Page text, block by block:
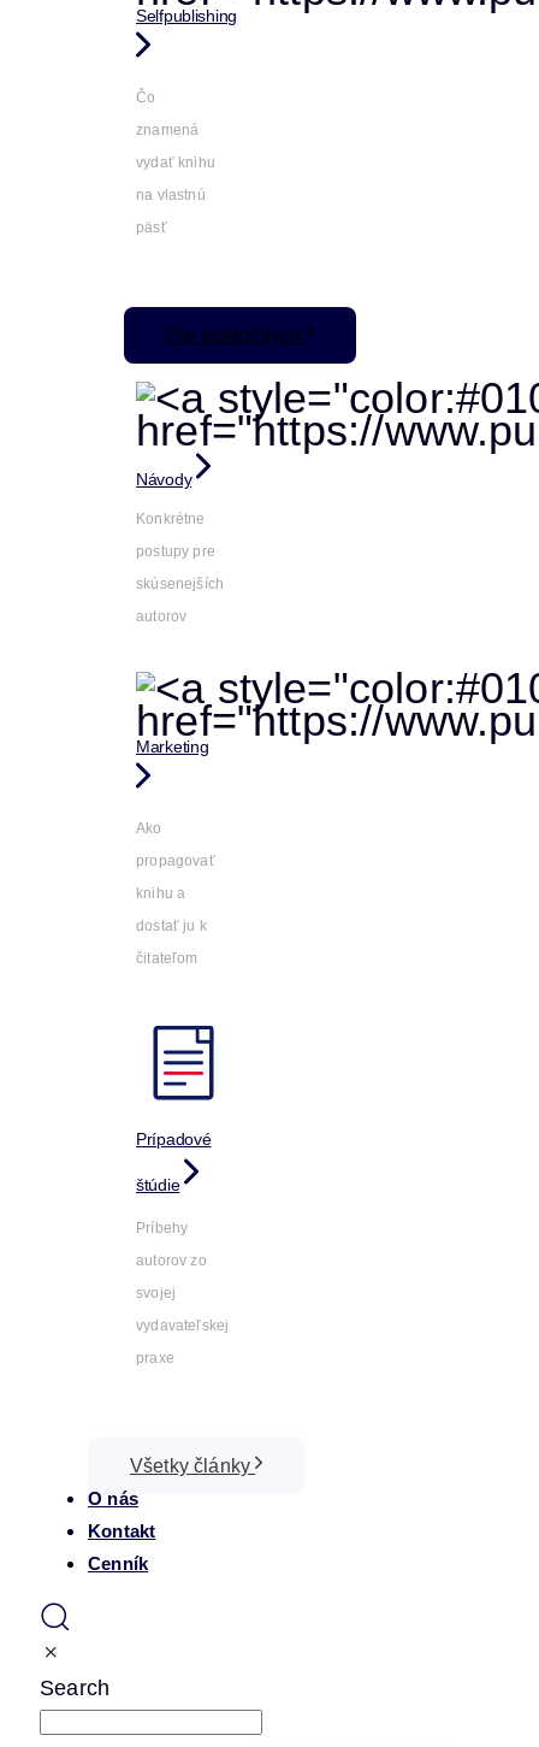
Selfpublishing
Čo
znamená
vydať knihu
na vlastnú
päsť
Pre pokročilých
Návody
Konkrétne
postupy pre
skúsenejších
autorov
Marketing
Ako
propagovať
knihu a
dostať ju k
čitateľom
Prípadové
štúdie
Príbehy
autorov zo
svojej
vydavateľskej
praxe
Všetky články
O nás
Kontakt
Cenník
Search